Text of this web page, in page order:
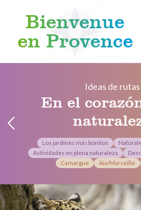
Bienvenue
en Provence
Ideas de rutas
En el
Los jardines más bonitos
Actividades en plena naturaleza
Camargue
Aix/Marseille